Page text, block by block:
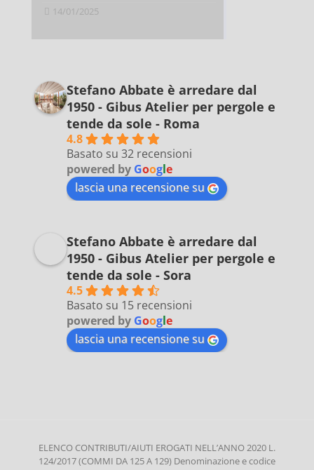
14/01/2025
Stefano Abbate è arredare dal
1950 - Gibus Atelier per pergole e
tende da sole - Roma
4.8
Basato su 32 recensioni
powered by Google
lascia una recensione su
Stefano Abbate è arredare dal
1950 - Gibus Atelier per pergole e
tende da sole - Sora
4.5
Basato su 15 recensioni
powered by Google
lascia una recensione su
ELENCO CONTRIBUTI/AIUTI EROGATI NELL’ANNO 2020 L.
124/2017 (COMMI DA 125 A 129) Denominazione e codice